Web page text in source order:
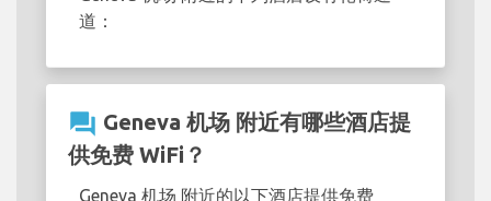
道：
question_answer Geneva 机场 附近有哪些酒店提
供免费 WiFi？
Geneva 机场 附近的以下酒店提供免费